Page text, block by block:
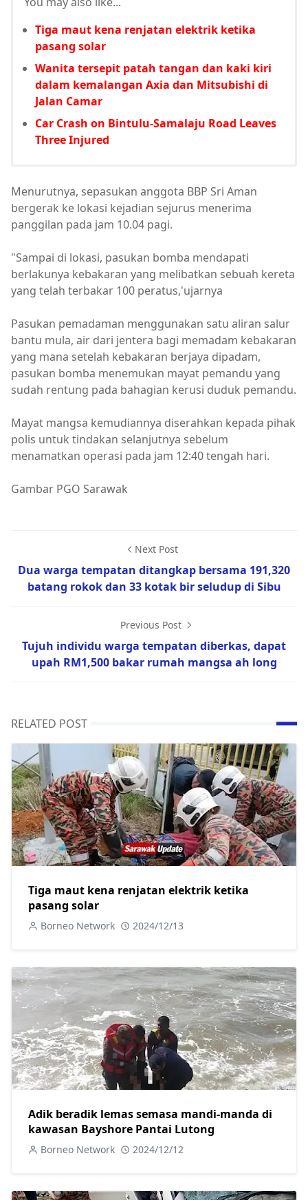
Tiga maut kena renjatan elektrik ketika
pasang solar
Wanita tersepit patah tangan dan kaki kiri
dalam kemalangan Axia dan Mitsubishi di
Jalan Camar
Car Crash on Bintulu-Samalaju Road Leaves
Three Injured
Menurutnya, sepasukan anggota BBP Sri Aman
bergerak ke lokasi kejadian sejurus menerima
panggilan pada jam 10.04 pagi.
"Sampai di lokasi, pasukan bomba mendapati
berlakunya kebakaran yang melibatkan sebuah kereta
yang telah terbakar 100 peratus,'ujarnya
Pasukan pemadaman menggunakan satu aliran salur
bantu mula, air dari jentera bagi memadam kebakaran
yang mana setelah kebakaran berjaya dipadam,
pasukan bomba menemukan mayat pemandu yang
sudah rentung pada bahagian kerusi duduk pemandu.
Mayat mangsa kemudiannya diserahkan kepada pihak
polis untuk tindakan selanjutnya sebelum
menamatkan operasi pada jam 12:40 tengah hari.
Gambar PGO Sarawak
Next Post
Dua warga tempatan ditangkap bersama 191,320
batang rokok dan 33 kotak bir seludup di Sibu
Previous Post
Tujuh individu warga tempatan diberkas, dapat
upah RM1,500 bakar rumah mangsa ah long
RELATED POST
Tiga maut kena renjatan elektrik ketika
pasang solar
Borneo Network 2024/12/13
Adik beradik lemas semasa mandi-manda di
kawasan Bayshore Pantai Lutong
Borneo Network 2024/12/12